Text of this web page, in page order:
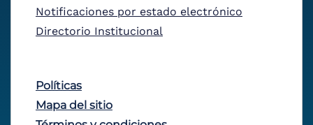
Notificaciones por estado electrónico
Directorio Institucional
Políticas
Mapa del sitio